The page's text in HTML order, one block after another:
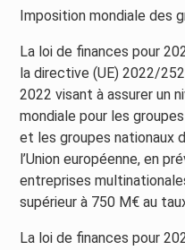
Imposition mondiale des
La loi de finances pour
la directive (UE) 2022/
2022 visant à assurer un
mondiale pour les
et les groupes nationaux
l’Union européenne, en
entreprises
supérieur à 750 M€ au
La loi de finances pour